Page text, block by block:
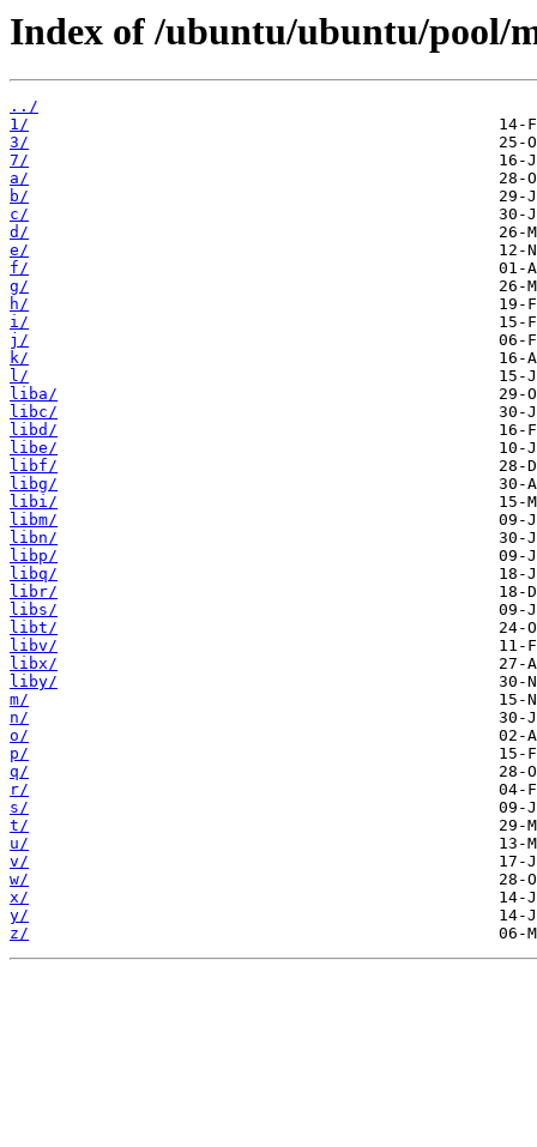
Index of /ubuntu/ubuntu/pool/
../
1/
3/
7/
a/
b/
c/
d/
e/
f/
g/
h/
i/
j/
k/
l/
liba/
libc/
libd/
libe/
libf/
libg/
libi/
libm/
libn/
libp/
libq/
libr/
libs/
libt/
libv/
libx/
liby/
m/
n/
o/
p/
q/
r/
s/
t/
u/
v/
w/
x/
y/
z/